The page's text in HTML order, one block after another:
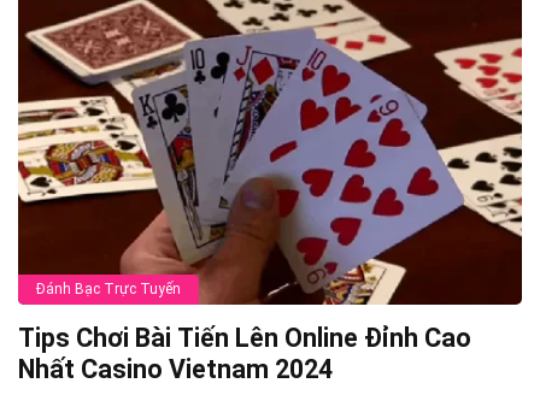
Đánh Bạc Trực Tuyến
Tips Chơi Bài Tiến Lên Online Đỉnh Cao
Nhất Casino Vietnam 2024